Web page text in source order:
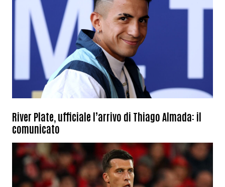
River Plate, ufficiale l’arrivo di Thiago Almada: il
comunicato